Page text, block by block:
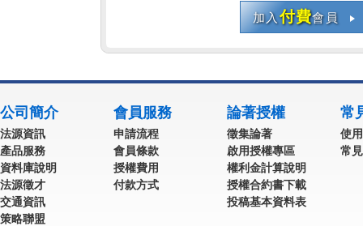
加入付費會員
公司簡介
法源資訊
產品服務
資料庫說明
法源徵才
交通資訊
策略聯盟
會員服務
申請流程
會員條款
授權費用
付款方式
論著授權
徵集論著
啟用授權專區
權利金計算說明
授權合約書下載
投稿基本資料表
常
使
常